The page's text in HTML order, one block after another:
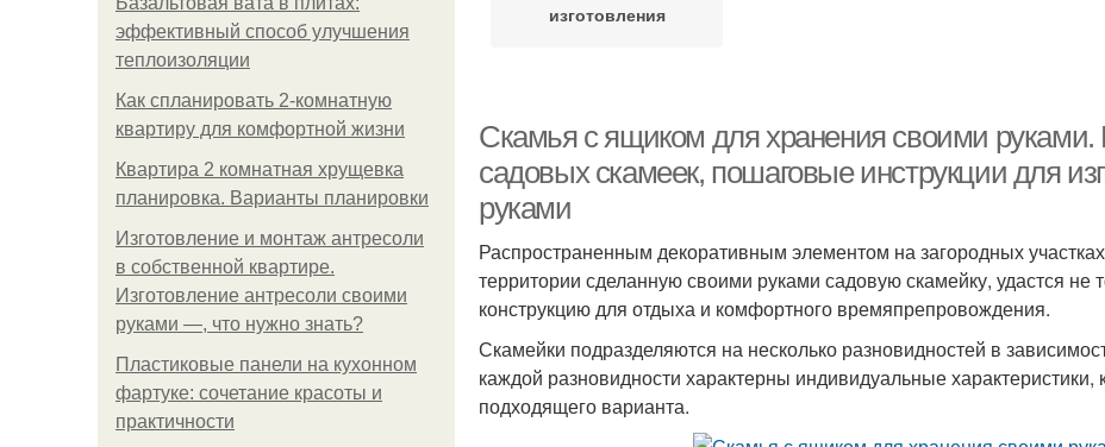
эффективный способ улучшения
теплоизоляции
Как спланировать 2-комнатную
квартиру для комфортной жизни
Квартира 2 комнатная хрущевка
планировка. Варианты планировки
Изготовление и монтаж антресоли
в собственной квартире.
Изготовление антресоли своими
руками —, что нужно знать?
Пластиковые панели на кухонном
фартуке: сочетание красоты и
практичности
изготовления
Скамья с ящиком для хранения своими руками.
садовых скамеек, пошаговые инструкции для
руками
Распространенным декоративным элементом на загородных
территории сделанную своими руками садовую скамейку, удастся не
конструкцию для отдыха и комфортного времяпрепровождения.
Скамейки подразделяются на несколько разновидностей в
каждой разновидности характерны индивидуальные
подходящего варианта.